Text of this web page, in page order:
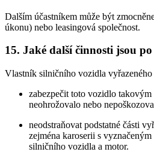
Dalším účastníkem může být
úkonu) nebo leasingová společnost.
15. Jaké další činnosti jsou
Vlastník silničního vozidla
zabezpečit toto vozidlo takovým
neohrožovalo nebo
neodstraňovat podstatné části
zejména karoserii s
silničního vozidla a motor.